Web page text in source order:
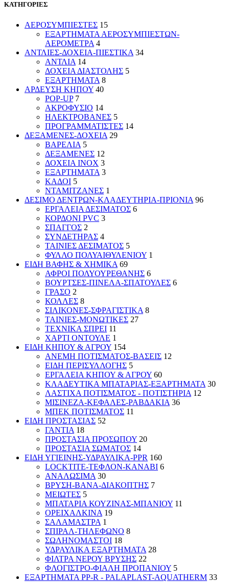
ΚΑΤΗΓΟΡΙΕΣ
ΑΕΡΟΣΥΜΠΙΕΣΤΕΣ 15
ΕΞΑΡΤΗΜΑΤΑ ΑΕΡΟΣΥΜΠΙΕΣΤΩΝ-
ΑΕΡΟΜΕΤΡΑ 4
ΑΝΤΛΙΕΣ-ΔΟΧΕΙΑ-ΠΙΕΣΤΙΚΑ 34
ΑΝΤΛΙΑ 14
ΔΟΧΕΙΑ ΔΙΑΣΤΟΛΗΣ 5
ΕΞΑΡΤΗΜΑΤΑ 8
ΑΡΔΕΥΣΗ ΚΗΠΟΥ 40
POP-UP 7
ΑΚΡΟΦΥΣΙΟ 14
ΗΛΕΚΤΡΟΒΑΝΕΣ 5
ΠΡΟΓΡΑΜΜΑΤΙΣΤΕΣ 14
ΔΕΞΑΜΕΝΕΣ-ΔΟΧΕΙΑ 29
ΒΑΡΕΛΙΑ 5
ΔΕΞΑΜΕΝΕΣ 12
ΔΟΧΕΙΑ INOX 3
ΕΞΑΡΤΗΜΑΤΑ 3
ΚΑΔΟΙ 5
ΝΤΑΜΙΤΖΑΝΕΣ 1
ΔΕΣΙΜΟ ΔΕΝΤΡΩΝ-ΚΛΑΔΕΥΤΗΡΙΑ-ΠΡΙΟΝΙΑ 96
ΕΡΓΑΛΕΙΑ ΔΕΣΙΜΑΤΟΣ 6
ΚΟΡΔΟΝΙ PVC 3
ΣΠΑΓΓΟΣ 2
ΣΥΝΔΕΤΗΡΑΣ 4
ΤΑΙΝΙΕΣ ΔΕΣΙΜΑΤΟΣ 5
ΦΥΛΛΟ ΠΟΛΥΑΙΘΥΛΕΝΙΟΥ 1
ΕΙΔΗ ΒΑΦΗΣ & ΧΗΜΙΚΑ 69
ΑΦΡΟΙ ΠΟΛΥΟΥΡΕΘΑΝΗΣ 6
ΒΟΥΡΤΣΕΣ-ΠΙΝΕΛΑ-ΣΠΑΤΟΥΛΕΣ 6
ΓΡΑΣΟ 2
ΚΟΛΛΕΣ 8
ΣΙΛΙΚΟΝΕΣ-ΣΦΡΑΓΙΣΤΙΚΑ 8
ΤΑΙΝΙΕΣ-ΜΟΝΩΤΙΚΕΣ 27
ΤΕΧΝΙΚΑ ΣΠΡΕΙ 11
ΧΑΡΤΙ ΟΝΤΟΥΛΕ 1
ΕΙΔΗ ΚΗΠΟΥ & ΑΓΡΟΥ 154
ΑΝΕΜΗ ΠΟΤΙΣΜΑΤΟΣ-ΒΑΣΕΙΣ 12
ΕΙΔΗ ΠΕΡΙΣΥΛΛΟΓΗΣ 5
ΕΡΓΑΛΕΙΑ ΚΗΠΟΥ & ΑΓΡΟΥ 60
ΚΛΑΔΕΥΤΙΚΑ ΜΠΑΤΑΡΙΑΣ-ΕΞΑΡΤΗΜΑΤΑ 30
ΛΑΣΤΙΧΑ ΠΟΤΙΣΜΑΤΟΣ - ΠΟΤΙΣΤΗΡΙΑ 12
ΜΙΣΙΝΕΖΑ-ΚΕΦΑΛΕΣ-ΡΑΒΔΑΚΙΑ 36
ΜΠΕΚ ΠΟΤΙΣΜΑΤΟΣ 11
ΕΙΔΗ ΠΡΟΣΤΑΣΙΑΣ 52
ΓΑΝΤΙΑ 18
ΠΡΟΣΤΑΣΙΑ ΠΡΟΣΩΠΟΥ 20
ΠΡΟΣΤΑΣΙΑ ΣΩΜΑΤΟΣ 14
ΕΙΔΗ ΥΓΙΕΙΝΗΣ-ΥΔΡΑΥΛΙΚΑ-PPR 160
LOCKTITE-ΤΕΦΛΟΝ-ΚΑΝΑΒΙ 6
ΑΝΑΛΩΣΙΜΑ 30
ΒΡΥΣΗ-ΒΑΝΑ-ΔΙΑΚΟΠΤΗΣ 7
ΜΕΙΩΤΕΣ 5
ΜΠΑΤΑΡΙΑ ΚΟΥΖΙΝΑΣ-ΜΠΑΝΙΟΥ 11
ΟΡΕΙΧΑΛΚΙΝΑ 19
ΣΑΛΑΜΑΣΤΡΑ 1
ΣΠΙΡΑΛ-ΤΗΛΕΦΩΝΟ 8
ΣΩΛΗΝΟΜΑΣΤΟΙ 18
ΥΔΡΑΥΛΙΚΑ ΕΞΑΡΤΗΜΑΤΑ 28
ΦΙΛΤΡΑ ΝΕΡΟΥ ΒΡΥΣΗΣ 22
ΦΛΟΓΙΣΤΡΟ-ΦΙΑΛΗ ΠΡΟΠΑΝΙΟΥ 5
ΕΞΑΡΤΗΜΑΤΑ PP-R - PALAPLAST-AQUATHERM 33